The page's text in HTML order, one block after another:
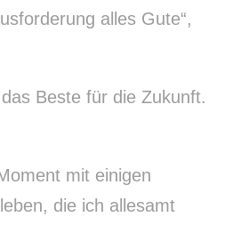
alles Gute“,
Beste für die Zukunft.
mit einigen
die ich allesamt